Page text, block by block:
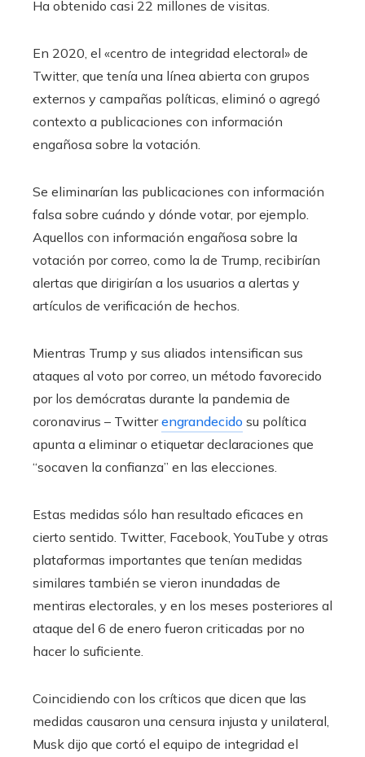
Ha obtenido casi 22 millones de visitas.
En 2020, el «centro de integridad electoral» de
Twitter, que tenía una línea abierta con grupos
externos y campañas políticas, eliminó o agregó
contexto a publicaciones con información
engañosa sobre la votación.
Se eliminarían las publicaciones con información
falsa sobre cuándo y dónde votar, por ejemplo.
Aquellos con información engañosa sobre la
votación por correo, como la de Trump, recibirían
alertas que dirigirían a los usuarios a alertas y
artículos de verificación de hechos.
Mientras Trump y sus aliados intensifican sus
ataques al voto por correo, un método favorecido
por los demócratas durante la pandemia de
coronavirus – Twitterengrandecido su política
apunta a eliminar o etiquetar declaraciones que
“socaven la confianza” en las elecciones.
Estas medidas sólo han resultado eficaces en
cierto sentido. Twitter, Facebook, YouTube y otras
plataformas importantes que tenían medidas
similares también se vieron inundadas de
mentiras electorales, y en los meses posteriores al
ataque del 6 de enero fueron criticadas por no
hacer lo suficiente.
Coincidiendo con los críticos que dicen que las
medidas causaron una censura injusta y unilateral,
Musk dijo que cortó el equipo de integridad el